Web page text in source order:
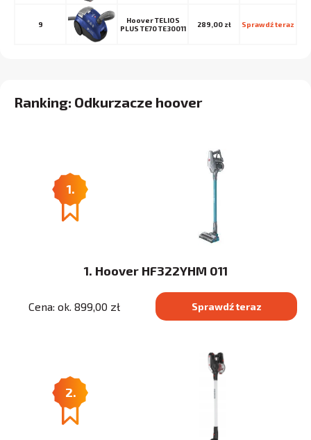
9
Hoover TELIOS
PLUS TE70 TE30011
289,00 zł Sprawdź teraz
Ranking: Odkurzacze hoover
1.
1. Hoover HF322YHM 011
Cena: ok. 899,00 zł Sprawdź teraz
2.